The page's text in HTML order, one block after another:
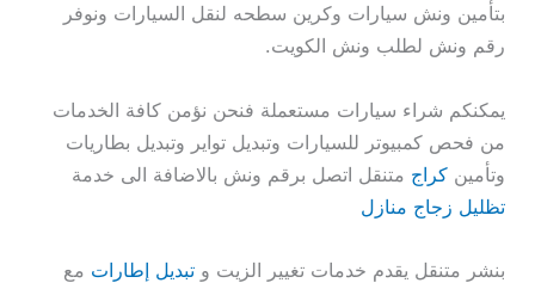
بتأمين ونش سيارات وكرين سطحه لنقل السيارات ونوفر
رقم ونش لطلب ونش الكويت.
يمكنكم شراء سيارات مستعملة فنحن نؤمن كافة الخدمات
من فحص كمبيوتر للسيارات وتبديل تواير وتبديل بطاريات
وتأمينكراج متنقل اتصل برقم ونش بالاضافة الى خدمة
تظليل زجاج منازل
بنشر متنقل يقدم خدمات تغيير الزيت وتبديل إطارات مع